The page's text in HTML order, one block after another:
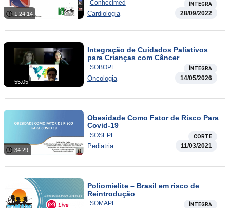
1:24:14
Conhecimed ÍNTEGRA
Cardiologia 28/09/2022
55:05
Integração de Cuidados Paliativos
para Crianças com Câncer
SOBOPE ÍNTEGRA
Oncologia 14/05/2026
34:29
Obesidade Como Fator de Risco Para
Covid-19
SOSEPE CORTE
Pediatria 11/03/2021
Poliomielite – Brasil em risco de
Reintrodução
SOMAPE ÍNTEGRA